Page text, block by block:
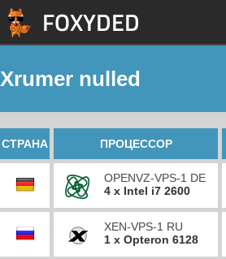
Xrumer nulled
СТРАНА ПРОЦЕССОР
OPENVZ-VPS-1 DE
4 x Intel i7 2600
XEN-VPS-1 RU
1 x Opteron 6128